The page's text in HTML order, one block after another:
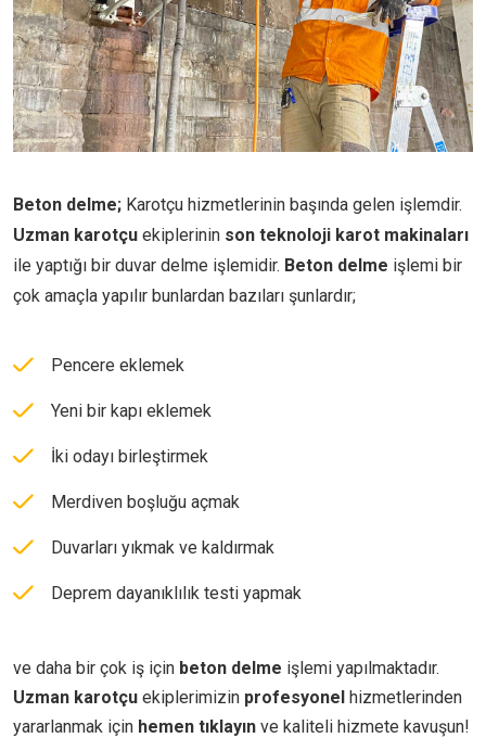
Beton delme; Karotçu hizmetlerinin başında gelen işlemdir.
Uzman karotçu ekiplerinin son teknoloji karot makinaları
ile yaptığı bir duvar delme işlemidir. Beton delme işlemi bir
çok amaçla yapılır bunlardan bazıları şunlardır;
Pencere eklemek
Yeni bir kapı eklemek
İki odayı birleştirmek
Merdiven boşluğu açmak
Duvarları yıkmak ve kaldırmak
Deprem dayanıklılık testi yapmak
ve daha bir çok iş için beton delme işlemi yapılmaktadır.
Uzman karotçu ekiplerimizin profesyonel hizmetlerinden
yararlanmak için hemen tıklayın ve kaliteli hizmete kavuşun!